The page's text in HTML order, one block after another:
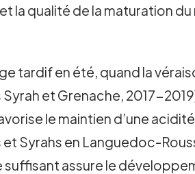
la qualité de la maturation
tardif en été, quand la
et Grenache, 2017-
le maintien d’une
Syrahs en Languedoc-
suffisant assure le